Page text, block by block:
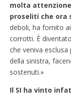
molta
proseliti che ora
deboli, ha fornito
corrotti. È
che veniva
della sinistra,
sostenuti.»
Il SI ha vinto